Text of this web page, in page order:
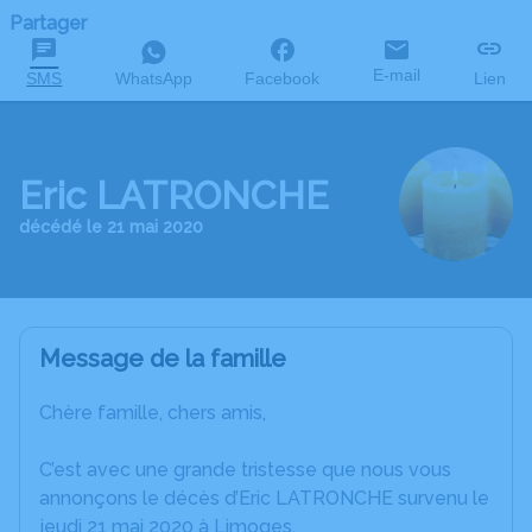
Partager
SMS WhatsApp Facebook E-mail Lien
Eric LATRONCHE
décédé le 21 mai 2020
Message de la famille
Chère famille, chers amis,
C’est avec une grande tristesse que nous vous
annonçons le décès d’Eric LATRONCHE survenu le
jeudi 21 mai 2020 à Limoges.